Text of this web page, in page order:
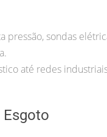
sondas
até redes
Esgoto